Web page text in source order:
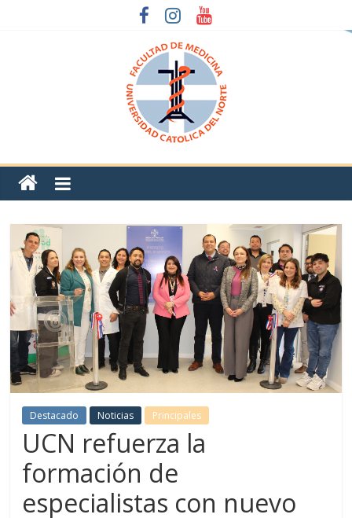
Destacado Noticias Principales
UCN refuerza la
formación de
especialistas con nuevo